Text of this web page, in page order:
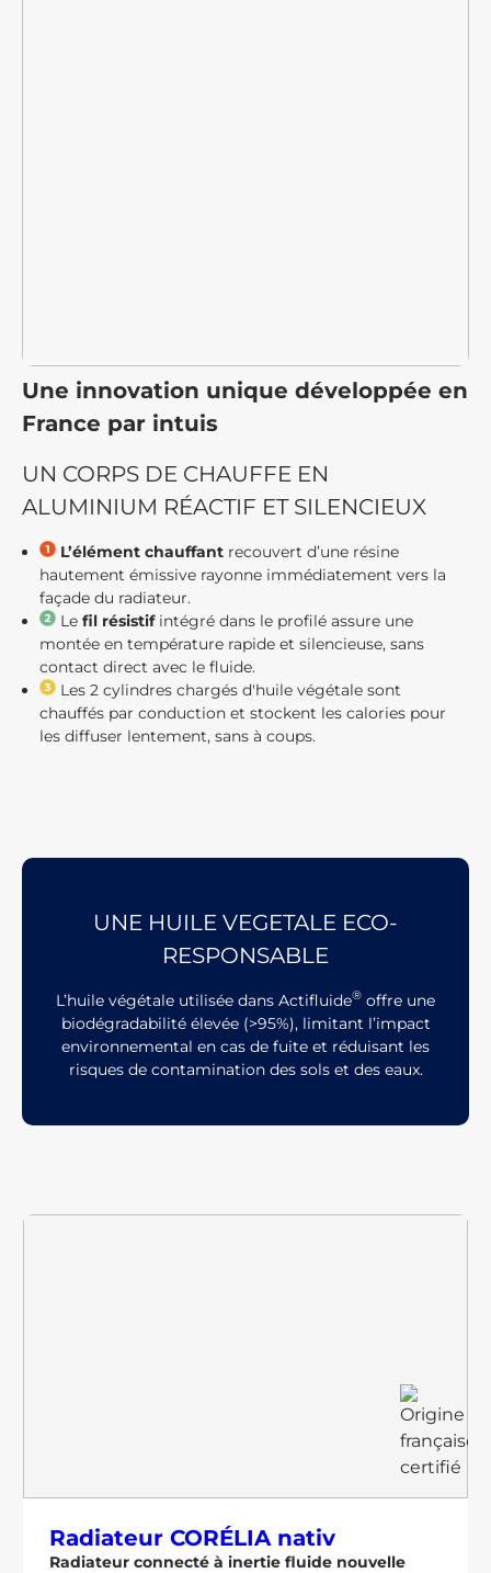
Une innovation unique développée en
France par intuis
UN CORPS DE CHAUFFE EN
ALUMINIUM RÉACTIF ET SILENCIEUX
L’élément chauffant recouvert d’une résine
hautement émissive rayonne immédiatement vers la
façade du radiateur.
Le fil résistif intégré dans le profilé assure une
montée en température rapide et silencieuse, sans
contact direct avec le fluide.
Les 2 cylindres chargés d'huile végétale sont
chauffés par conduction et stockent les calories pour
les diffuser lentement, sans à coups.
UNE HUILE VEGETALE ECO-
RESPONSABLE
L’huile végétale utilisée dans Actifluide® offre une
biodégradabilité élevée (>95%), limitant l’impact
environnemental en cas de fuite et réduisant les
risques de contamination des sols et des eaux.
Radiateur CORÉLIA nativ
Radiateur connecté à inertie fluide nouvelle